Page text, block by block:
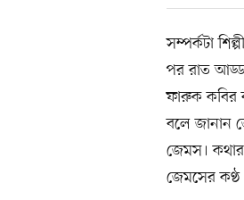
সম্পর্কটা
পর রাত
ফারুক কবির
বলে জানান
জেমস। কথার
জেমসের কণ্ঠ।